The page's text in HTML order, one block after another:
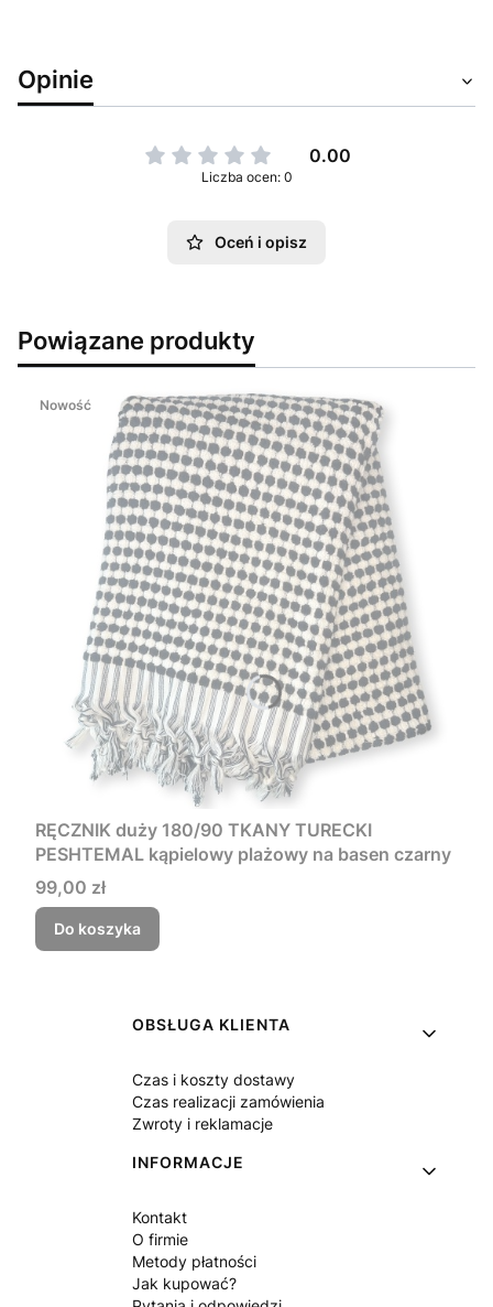
Opinie
0.00
Liczba ocen: 0
Oceń i opisz
Powiązane produkty
Nowość
RĘCZNIK duży 180/90 TKANY TURECKI
PESHTEMAL kąpielowy plażowy na basen czarny
Cena
99,00 zł
Do koszyka
Linki w stopce
OBSŁUGA KLIENTA
Czas i koszty dostawy
Czas realizacji zamówienia
Zwroty i reklamacje
INFORMACJE
Kontakt
O firmie
Metody płatności
Jak kupować?